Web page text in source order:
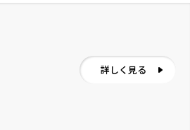
詳しく見る